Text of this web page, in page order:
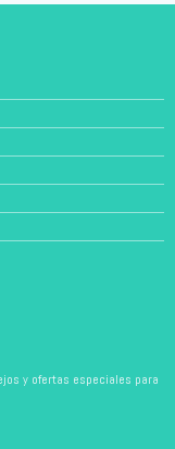
y ofertas especiales para